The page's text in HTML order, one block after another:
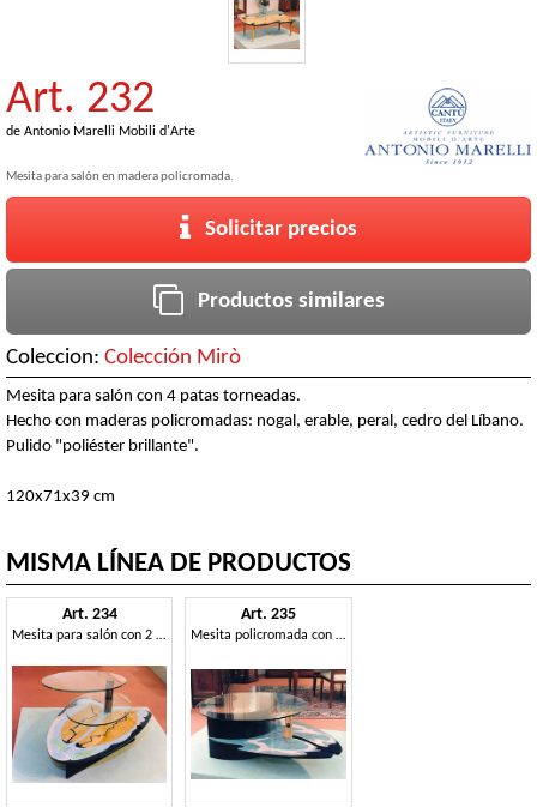
Art. 232
de Antonio Marelli Mobili d'Arte
Mesita para salón en madera policromada.
Solicitar precios
Productos similares
Coleccion: Colección Mirò
Mesita para salón con 4 patas torneadas.
Hecho con maderas policromadas: nogal, erable, peral, cedro del Líbano.
Pulido "poliéster brillante".
120x71x39 cm
MISMA LÍNEA DE PRODUCTOS
Art. 234
Mesita para salón con 2 estantes de cristal.
Art. 235
Mesita policromada con tapa de cristal